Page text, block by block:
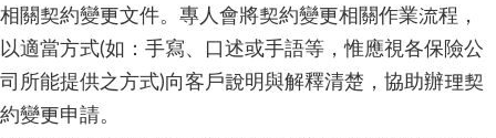
相關契約變更文件。專人會將契約變更相關作業流程，
以適當方式(如：手寫、口述或手語等，惟應視各保險公
司所能提供之方式)向客戶說明與解釋清楚，協助辦理契
約變更申請。